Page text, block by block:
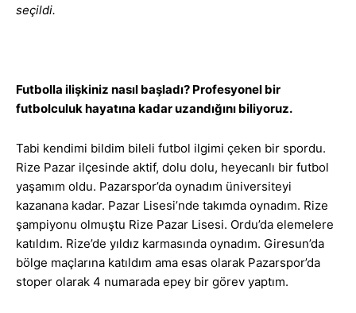
seçildi.
Futbolla ilişkiniz nasıl başladı? Profesyonel bir
futbolculuk hayatına kadar uzandığını biliyoruz.
Tabi kendimi bildim bileli futbol ilgimi çeken bir spordu.
Rize Pazar ilçesinde aktif, dolu dolu, heyecanlı bir futbol
yaşamım oldu. Pazarspor’da oynadım üniversiteyi
kazanana kadar. Pazar Lisesi’nde takımda oynadım. Rize
şampiyonu olmuştu Rize Pazar Lisesi. Ordu’da elemelere
katıldım. Rize’de yıldız karmasında oynadım. Giresun’da
bölge maçlarına katıldım ama esas olarak Pazarspor’da
stoper olarak 4 numarada epey bir görev yaptım.